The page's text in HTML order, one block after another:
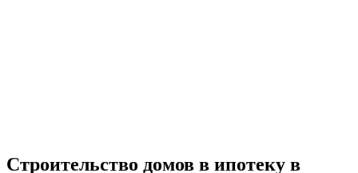
Строительство домов в ипотеку в